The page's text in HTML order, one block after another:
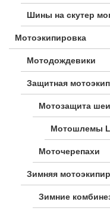
Шины на скутер
Мотоэкипировка
Мотодождевики
Защитная
Мотозащита шеи
Мотошлемы
Моточерепахи
Зимняя
Зимние